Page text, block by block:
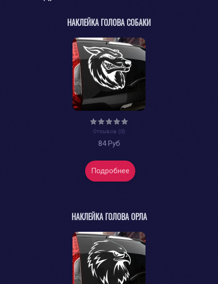
НАКЛЕЙКА ГОЛОВА СОБАКИ
Отзывов (0)
84 Руб
Подробнее
НАКЛЕЙКА ГОЛОВА ОРЛА